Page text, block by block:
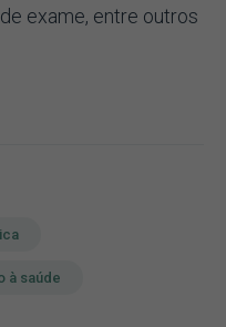
exame, entre outros
à saúde